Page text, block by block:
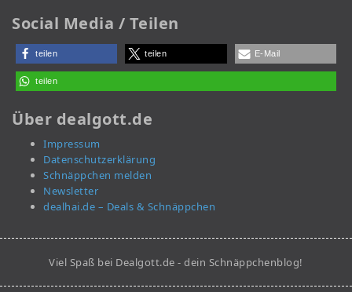
Social Media / Teilen
teilen teilen E-Mail
teilen
Über dealgott.de
Impressum
Datenschutzerklärung
Schnäppchen melden
Newsletter
dealhai.de – Deals & Schnäppchen
Viel Spaß bei Dealgott.de - dein Schnäppchenblog!